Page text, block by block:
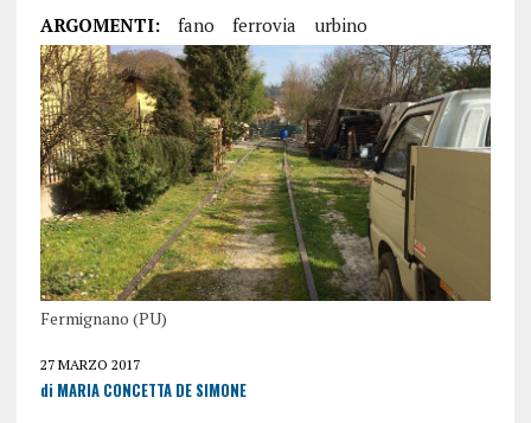
ARGOMENTI: fano ferrovia urbino
Fermignano (PU)
27 MARZO 2017
di MARIA CONCETTA DE SIMONE